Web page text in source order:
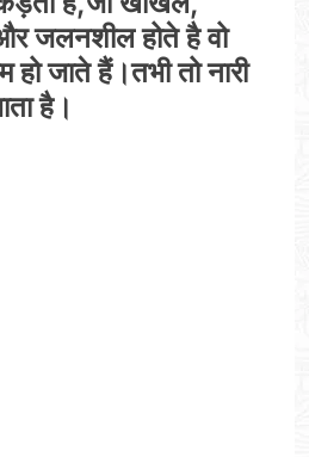
जलनशील होते है वो
जाते हैं।तभी तो नारी
है।